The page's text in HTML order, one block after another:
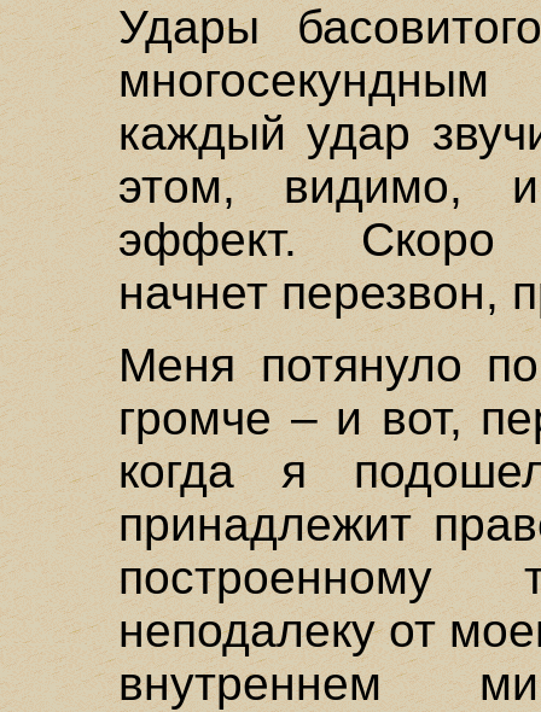
Удары
каждый удар
этом, видимо,
эффект. Скоро
начнет перезвон,
Меня потянуло
громче – и вот,
когда я
принадлежит
неподалеку от
внутреннем